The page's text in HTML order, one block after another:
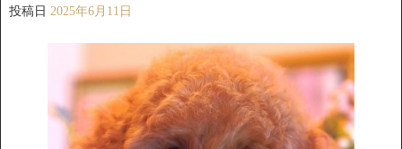
投稿日 2025年6月11日